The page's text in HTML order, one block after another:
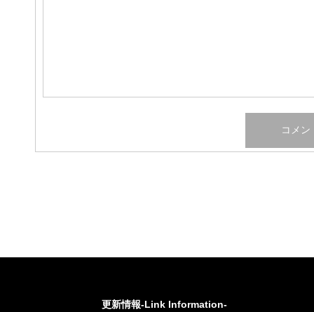
更新情報-Link Information-